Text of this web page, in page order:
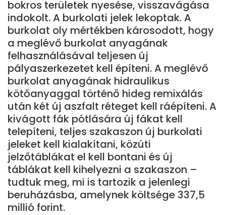
bokros területek nyesése, visszavágása
indokolt. A burkolati jelek lekoptak. A
burkolat oly mértékben károsodott, hogy
a meglévő burkolat anyagának
felhasználásával teljesen új
pályaszerkezetet kell építeni. A meglévő
burkolat anyagának hidraulikus
kötőanyaggal történő hideg remixálás
után két új aszfalt réteget kell ráépíteni. A
kivágott fák pótlására új fákat kell
telepíteni, teljes szakaszon új burkolati
jeleket kell kialakítani, közúti
jelzőtáblákat el kell bontani és új
táblákat kell kihelyezni a szakaszon –
tudtuk meg, mi is tartozik a jelenlegi
beruházásba, amelynek költsége 337,5
millió forint.